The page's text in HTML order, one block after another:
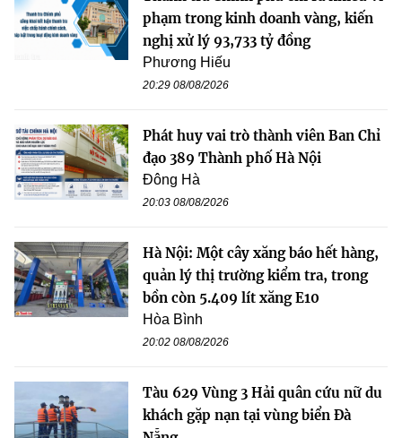
phạm trong kinh doanh vàng, kiến
nghị xử lý 93,733 tỷ đồng
Phương Hiếu
20:29 08/08/2026
Phát huy vai trò thành viên Ban Chỉ
đạo 389 Thành phố Hà Nội
Đông Hà
20:03 08/08/2026
Hà Nội: Một cây xăng báo hết hàng,
quản lý thị trường kiểm tra, trong
bồn còn 5.409 lít xăng E10
Hòa Bình
20:02 08/08/2026
Tàu 629 Vùng 3 Hải quân cứu nữ du
khách gặp nạn tại vùng biển Đà